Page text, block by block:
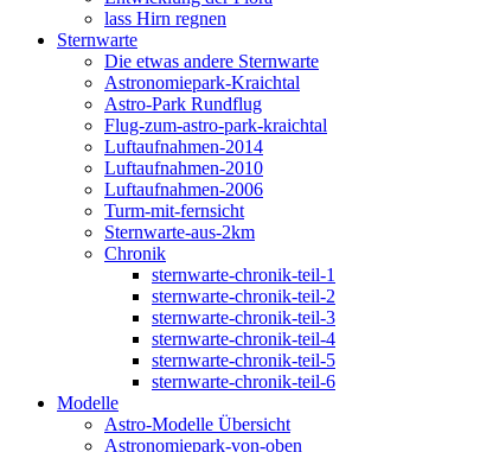
lass Hirn regnen
Sternwarte
Die etwas andere Sternwarte
Astronomiepark-Kraichtal
Astro-Park Rundflug
Flug-zum-astro-park-kraichtal
Luftaufnahmen-2014
Luftaufnahmen-2010
Luftaufnahmen-2006
Turm-mit-fernsicht
Sternwarte-aus-2km
Chronik
sternwarte-chronik-teil-1
sternwarte-chronik-teil-2
sternwarte-chronik-teil-3
sternwarte-chronik-teil-4
sternwarte-chronik-teil-5
sternwarte-chronik-teil-6
Modelle
Astro-Modelle Übersicht
Astronomiepark-von-oben